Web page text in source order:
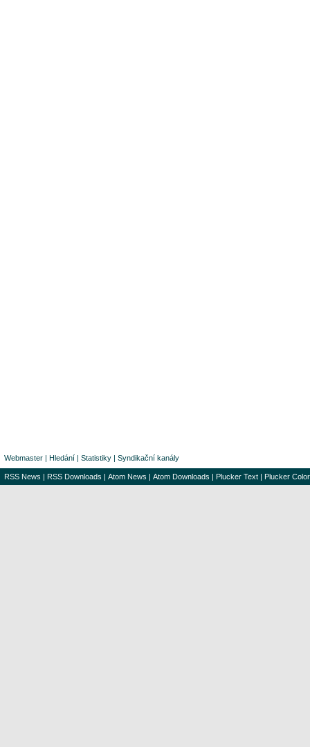
Webmaster | Hledání | Statistiky | Syndikační kanály
RSS News | RSS Downloads | Atom News | Atom Downloads | Plucker Text | Plucker Color